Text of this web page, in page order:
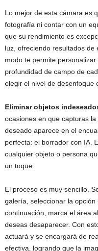
Lo mejor de esta cámara es
fotografía ni contar con un
que su rendimiento es
luz, ofreciendo resultados de
modo te permite
profundidad de campo de
elegir el nivel de desenfoque
Eliminar objetos
ocasiones en que capturas
deseado aparece en el
perfecta: el borrador con IA.
cualquier objeto o persona
un toque.
El proceso es muy sencillo.
galería, seleccionar la
continuación, marca el área
deseas desaparecer. Con
actuará y se encargará de
efectiva, logrando que la